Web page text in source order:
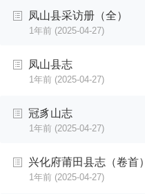
凤山县采访册（全）
1年前 (2025-04-27)
凤山县志
1年前 (2025-04-27)
冠豸山志
1年前 (2025-04-27)
兴化府莆田县志（卷首）
1年前 (2025-04-27)